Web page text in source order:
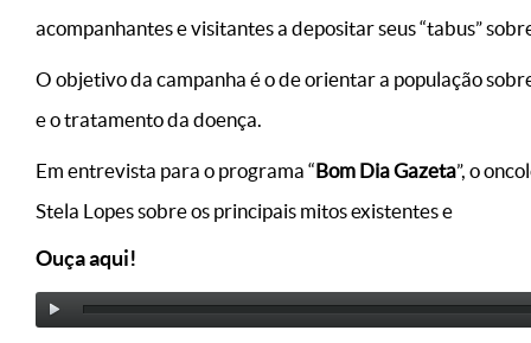
acompanhantes e visitantes a depositar seus “tabus”
O objetivo da campanha é o de orientar a população
e o tratamento da doença.
Em entrevista para o programa “Bom Dia Gazeta”, o
Stela Lopes sobre os principais mitos existentes e
Ouça aqui!